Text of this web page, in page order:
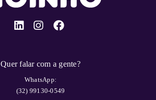
Quer falar com a gente?
WhatsApp:
(32) 99130-0549